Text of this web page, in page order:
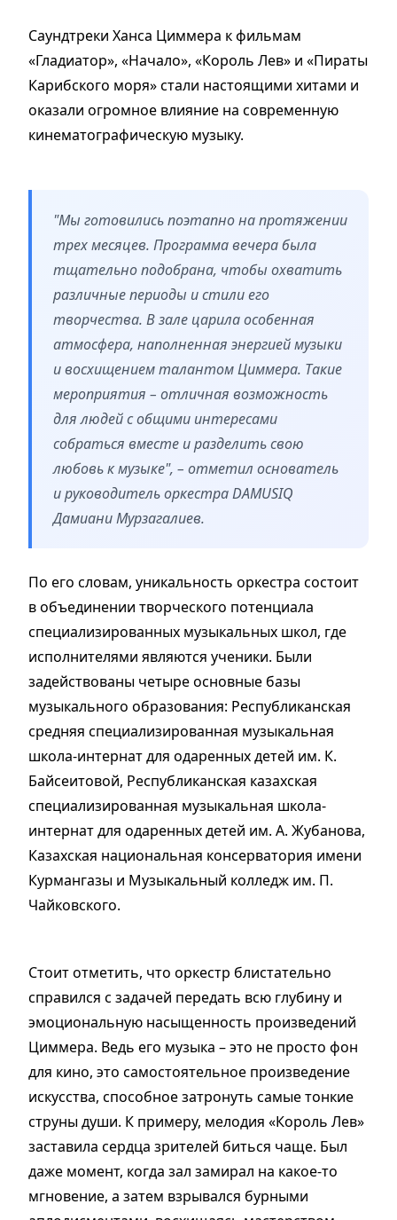
Саундтреки Ханса Циммера к фильмам
«Гладиатор», «Начало», «Король Лев» и «Пираты
Карибского моря» стали настоящими хитами и
оказали огромное влияние на современную
кинематографическую музыку.
"Мы готовились поэтапно на протяжении
трех месяцев. Программа вечера была
тщательно подобрана, чтобы охватить
различные периоды и стили его
творчества. В зале царила особенная
атмосфера, наполненная энергией музыки
и восхищением талантом Циммера. Такие
мероприятия – отличная возможность
для людей с общими интересами
собраться вместе и разделить свою
любовь к музыке", – отметил основатель
и руководитель оркестра DAMUSIQ
Дамиани Мурзагалиев.
По его словам, уникальность оркестра состоит
в объединении творческого потенциала
специализированных музыкальных школ, где
исполнителями являются ученики. Были
задействованы четыре основные базы
музыкального образования: Республиканская
средняя специализированная музыкальная
школа-­интернат для одаренных детей им. К.
Байсеитовой, Республиканская казахская
специализированная музыкальная школа­-
интернат для одаренных детей им. А. Жубанова,
Казахская национальная консерватория имени
Курмангазы и Музыкальный колледж им. П.
Чайковского.
Стоит отметить, что оркестр блистательно
справился с задачей передать всю глубину и
эмоциональную насыщенность произведений
Циммера. Ведь его музыка – это не просто фон
для кино, это самостоятельное произведение
искусства, способное затронуть самые тонкие
струны души. К примеру, мелодия «Король Лев»
заставила сердца зрителей биться чаще. Был
даже момент, когда зал замирал на какое­-то
мгновение, а затем взрывался бурными